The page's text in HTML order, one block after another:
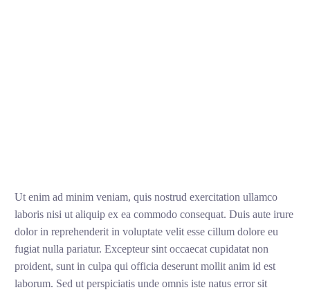
Ut enim ad minim veniam, quis nostrud exercitation ullamco
laboris nisi ut aliquip ex ea commodo consequat. Duis aute irure
dolor in reprehenderit in voluptate velit esse cillum dolore eu
fugiat nulla pariatur. Excepteur sint occaecat cupidatat non
proident, sunt in culpa qui officia deserunt mollit anim id est
laborum. Sed ut perspiciatis unde omnis iste natus error sit